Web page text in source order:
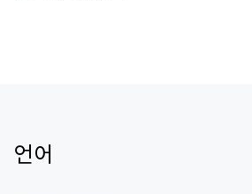
언어